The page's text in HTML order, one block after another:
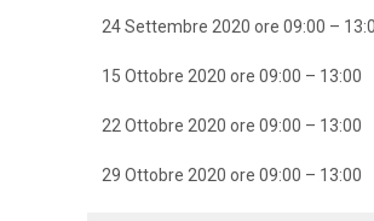
24 Settembre 2020 ore 09:00 –
15 Ottobre 2020 ore 09:00 – 13:00
22 Ottobre 2020 ore 09:00 – 13:00
29 Ottobre 2020 ore 09:00 – 13:00